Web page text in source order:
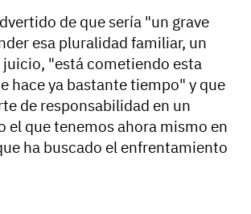
de que sería "un grave
esa pluralidad familiar, un
juicio, "está cometiendo esta
hace ya bastante tiempo" y que
de responsabilidad en un
el que tenemos ahora mismo en
ha buscado el enfrentamiento